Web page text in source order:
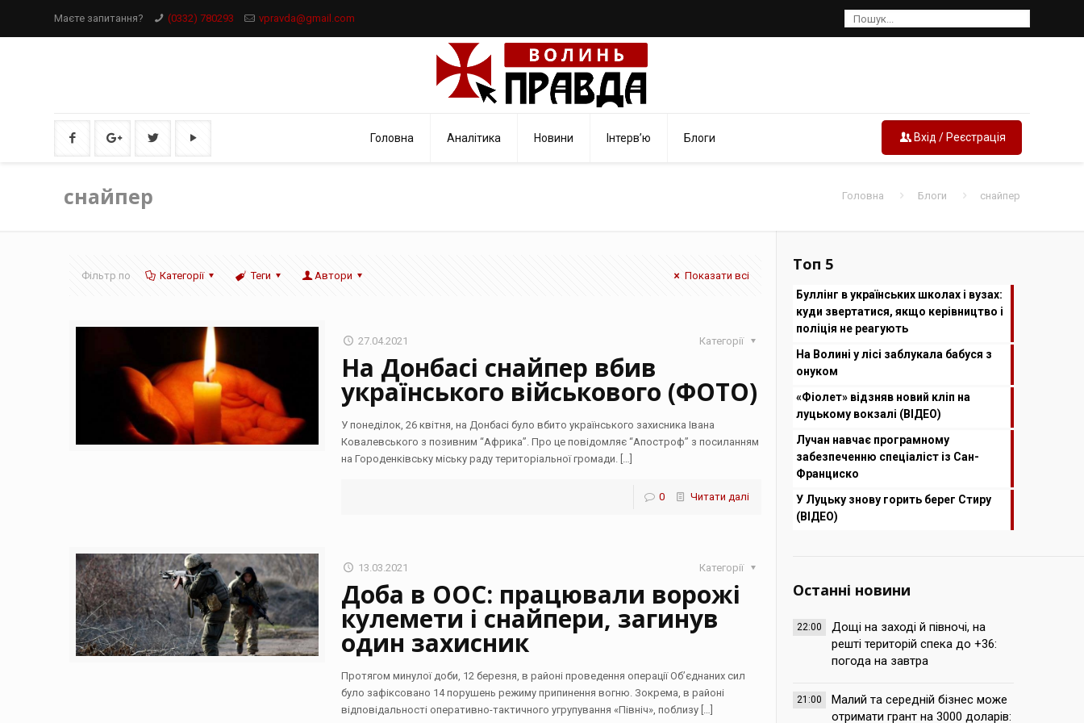
Маєте запитання? (0332) 780293 vpravda@gmail.com
Головна Аналітика Новини Інтерв’ю Блоги Вхід / Реєстрація
снайпер Головна Блоги снайпер
Фільтр по Категорії Теги Автори Показати всі
27.04.2021 Категорії
На Донбасі снайпер вбив
українського військового (ФОТО)
У понеділок, 26 квітня, на Донбасі було вбито українського захисника Івана
Ковалевського з позивним “Африка”. Про це повідомляє “Апостроф” з посиланням
на Городенківську міську раду територіальної громади. […]
0 Читати далі
13.03.2021 Категорії
Доба в ООС: працювали ворожі
кулемети і снайпери, загинув
один захисник
Протягом минулої доби, 12 березня, в районі проведення операції Об’єднаних сил
було зафіксовано 14 порушень режиму припинення вогню. Зокрема, в районі
відповідальності оперативно-тактичного угрупування «Північ», поблизу […]
Топ 5
Буллінг в українських школах і вузах:
куди звертатися, якщо керівництво і
поліція не реагують
На Волині у лісі заблукала бабуся з
онуком
«Фіолет» відзняв новий кліп на
луцькому вокзалі (ВІДЕО)
Лучан навчає програмному
забезпеченню спеціаліст із Сан-
Франциско
У Луцьку знову горить берег Стиру
(ВІДЕО)
Останні новини
22:00
Дощі на заході й півночі, на
решті територій спека до +36:
погода на завтра
21:00
Малий та середній бізнес може
отримати грант на 3000 доларів: